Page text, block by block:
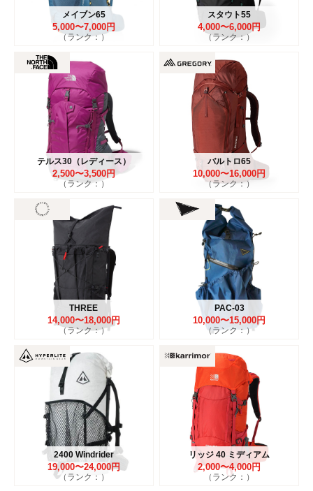
メイブン65
5,000〜7,000円
（ランク：）
スタウト55
4,000〜6,000円
（ランク：）
テルス30（レディース）
2,500〜3,500円
（ランク：）
バルトロ65
10,000〜16,000円
（ランク：）
THREE
14,000〜18,000円
（ランク：）
PAC-03
10,000〜15,000円
（ランク：）
2400 Windrider
19,000〜24,000円
（ランク：）
リッジ 40 ミディアム
2,000〜4,000円
（ランク：）